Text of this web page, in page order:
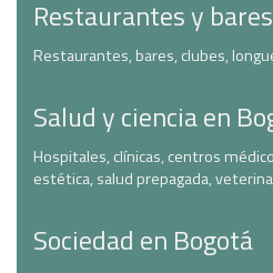
Restaurantes y
Restaurantes, bares, clubes,
Salud y ciencia en
Hospitales, clínicas, centros
estética, salud prepagada,
Sociedad en Bogotá